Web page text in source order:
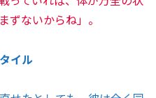
ずないからね」。
イル